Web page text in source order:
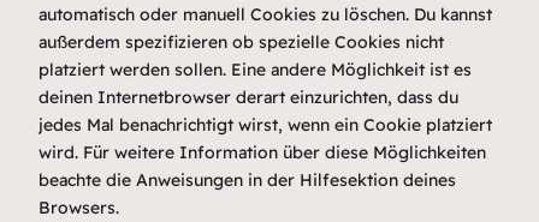
automatisch oder manuell Cookies zu löschen. Du kannst
außerdem spezifizieren ob spezielle Cookies nicht
platziert werden sollen. Eine andere Möglichkeit ist es
deinen Internetbrowser derart einzurichten, dass du
jedes Mal benachrichtigt wirst, wenn ein Cookie platziert
wird. Für weitere Information über diese Möglichkeiten
beachte die Anweisungen in der Hilfesektion deines
Browsers.